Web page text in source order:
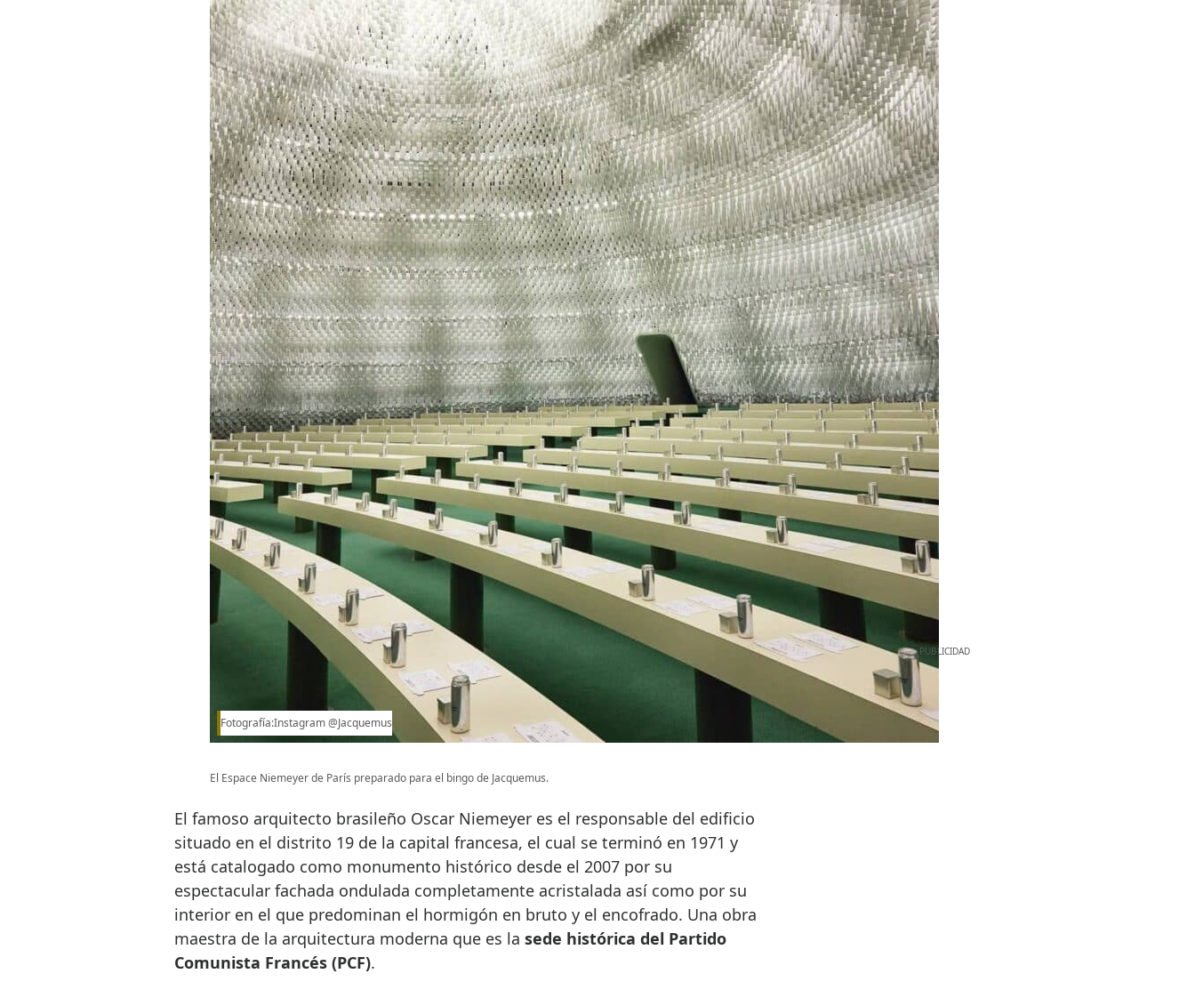
Fotografía:Instagram @Jacquemus
El Espace Niemeyer de París preparado para el bingo de Jacquemus.
El famoso arquitecto brasileño Oscar Niemeyer es el responsable del edificio
situado en el distrito 19 de la capital francesa, el cual se terminó en 1971 y
está catalogado como monumento histórico desde el 2007 por su
espectacular fachada ondulada completamente acristalada así como por su
interior en el que predominan el hormigón en bruto y el encofrado. Una obra
maestra de la arquitectura moderna que es la sede histórica del Partido
Comunista Francés (PCF).